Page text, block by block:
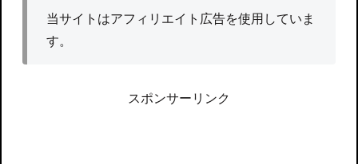
当サイトはアフィリエイト広告を使用していま
す。
スポンサーリンク